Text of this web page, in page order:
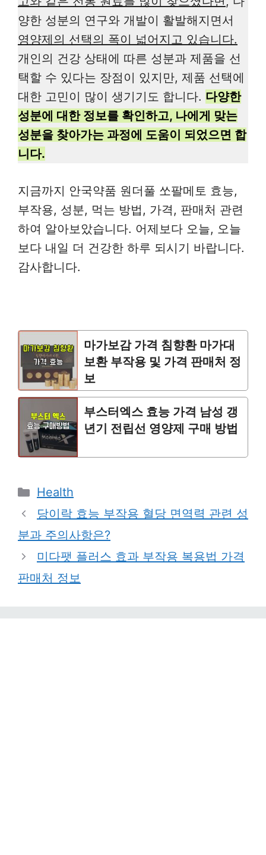
양한 성분의 연구와 개발이 활발해지면서
영양제의 선택의 폭이 넓어지고 있습니다.
개인의 건강 상태에 따른 성분과 제품을 선
택할 수 있다는 장점이 있지만, 제품 선택에
대한 고민이 많이 생기기도 합니다. 다양한
성분에 대한 정보를 확인하고, 나에게 맞는
성분을 찾아가는 과정에 도움이 되었으면 합
니다.
지금까지 안국약품 원더풀 쏘팔메토 효능,
부작용, 성분, 먹는 방법, 가격, 판매처 관련
하여 알아보았습니다. 어제보다 오늘, 오늘
보다 내일 더 건강한 하루 되시기 바랍니다.
감사합니다.
마가보감 가격 침향환 마가대
보환 부작용 및 가격 판매처 정
보
부스터엑스 효능 가격 남성 갱
년기 전립선 영양제 구매 방법
Categories
Health
당이락 효능 부작용 혈당 면역력 관련 성
분과 주의사항은?
미다팻 플러스 효과 부작용 복용법 가격
판매처 정보